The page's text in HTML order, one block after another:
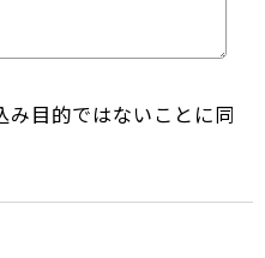
み目的ではないことに同